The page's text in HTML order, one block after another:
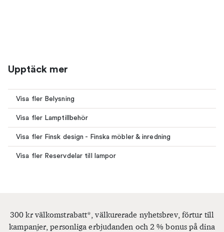
Upptäck mer
Visa fler Belysning
Visa fler Lamptillbehör
Visa fler Finsk design - Finska möbler & inredning
Visa fler Reservdelar till lampor
300 kr välkomstrabatt*, välkurerade nyhetsbrev, förtur till
kampanjer, personliga erbjudanden och 2 % bonus på dina